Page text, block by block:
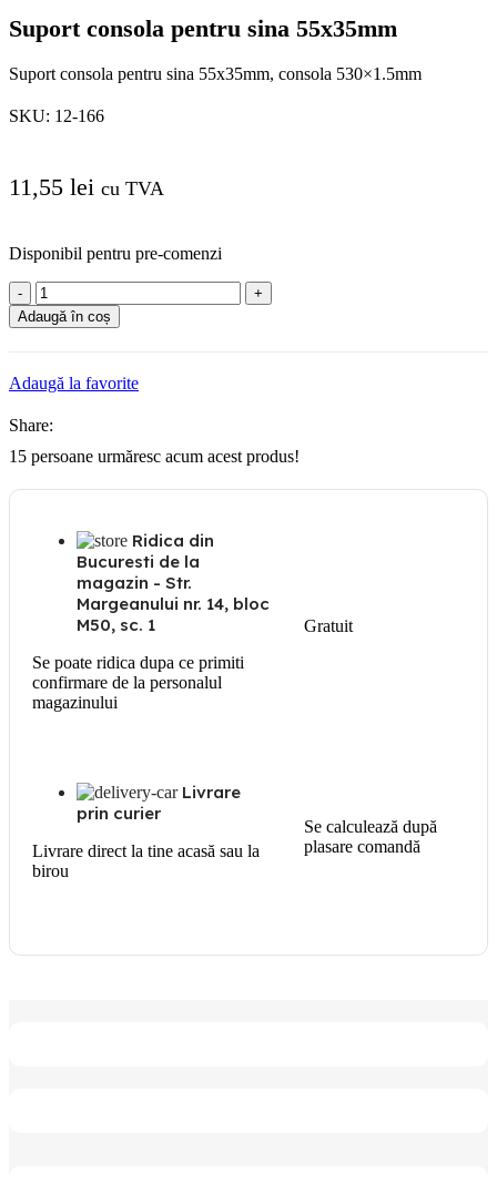
Suport consola pentru sina 55x35mm
Suport consola pentru sina 55x35mm, consola 530×1.5mm
SKU: 12-166
11,55 lei cu TVA
Disponibil pentru pre-comenzi
Cantitate
Suport
consola
55x35mm
Adaugă în coș
Adaugă la favorite
Share:
15 persoane urmăresc acum acest produs!
Ridica din
Bucuresti de la
magazin - Str.
Margeanului nr. 14, bloc
M50, sc. 1
Se poate ridica dupa ce primiti
confirmare de la personalul
magazinului
Gratuit
Livrare
prin curier
Livrare direct la tine acasă sau la
birou
Se calculează după
plasare comandă